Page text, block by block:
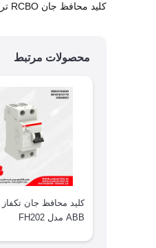
کلید محافظ جان RCBO ترکیبی ABB DS201
محصولات مرتبط
ABB مدل FH202